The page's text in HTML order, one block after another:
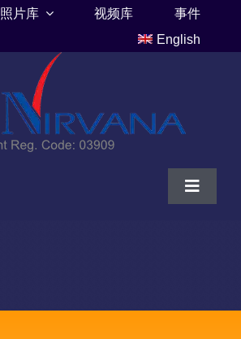
照片库 视频库
事件
English
Toggle